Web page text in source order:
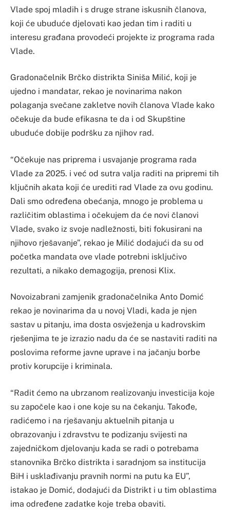
Vlade spoj mladih i s druge strane iskusnih članova,
koji će ubuduće djelovati kao jedan tim i raditi u
interesu građana provodeći projekte iz programa rada
Vlade.
Gradonačelnik Brčko distrikta Siniša Milić, koji je
ujedno i mandatar, rekao je novinarima nakon
polaganja svečane zakletve novih članova Vlade kako
očekuje da bude efikasna te da i od Skupštine
ubuduće dobije podršku za njihov rad.
“Očekuje nas priprema i usvajanje programa rada
Vlade za 2025. i već od sutra valja raditi na pripremi tih
ključnih akata koji će urediti rad Vlade za ovu godinu.
Dali smo određena obećanja, mnogo je problema u
različitim oblastima i očekujem da će novi članovi
Vlade, svako iz svoje nadležnosti, biti fokusirani na
njihovo rješavanje”, rekao je Milić dodajući da su od
početka mandata ove vlade potrebni isključivo
rezultati, a nikako demagogija, prenosi Klix.
Novoizabrani zamjenik gradonačelnika Anto Domić
rekao je novinarima da u novoj Vladi, kada je njen
sastav u pitanju, ima dosta osvježenja u kadrovskim
rješenjima te je izrazio nadu da će se nastaviti raditi na
poslovima reforme javne uprave i na jačanju borbe
protiv korupcije i kriminala.
“Radit ćemo na ubrzanom realizovanju investicija koje
su započele kao i one koje su na čekanju. Takođe,
radićemo i na rješavanju aktuelnih pitanja u
obrazovanju i zdravstvu te podizanju svijesti na
zajedničkom djelovanju kada se radi o potrebama
stanovnika Brčko distrikta i saradnjom sa institucija
BiH i usklađivanju pravnih normi na putu ka EU”,
istakao je Domić, dodajući da Distrikt i u tim oblastima
ima određene zadatke koje treba obaviti.